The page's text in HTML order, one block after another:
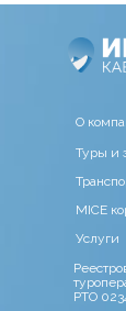
О
Туры и
Услуги
РТО
MICE